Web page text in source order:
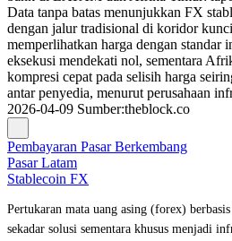
Data tanpa batas menunjukkan FX
dengan jalur tradisional di koridor
memperlihatkan harga dengan standar
eksekusi mendekati nol, sementara
kompresi cepat pada selisih harga
antar penyedia, menurut perusahaan
2026-04-09 Sumber:theblock.co
Pembayaran Pasar Berkembang
Pasar Latam
Stablecoin FX
Pertukaran mata uang asing (forex)
sekadar solusi sementara khusus menjadi